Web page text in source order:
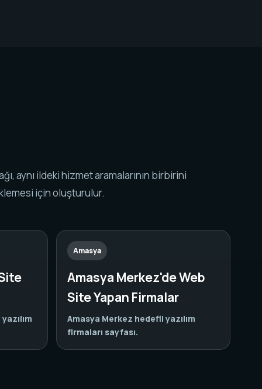
aynı ildeki hizmet aramalarının birbirini
için oluşturulur.
Amasya
Amasya Merkez'de Web
Site Yapan Firmalar
Amasya Merkez hedefli yazılım
firmaları sayfası.